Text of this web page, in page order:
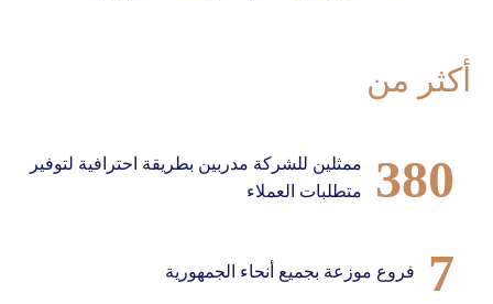
أكثر من
380
ممثلين للشركة مدربين بطريقة احترافية لتوفير
متطلبات العملاء
7 فروع موزعة بجميع أنحاء الجمهورية